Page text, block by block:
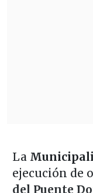
La
ejecución de
del Puente